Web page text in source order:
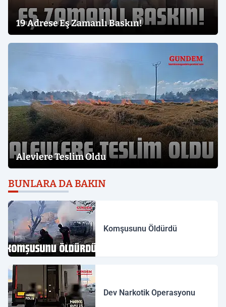
19 Adrese Eş Zamanlı Baskın!
Alevlere Teslim Oldu
BUNLARA DA BAKIN
Komşusunu Öldürdü
Dev Narkotik Operasyonu